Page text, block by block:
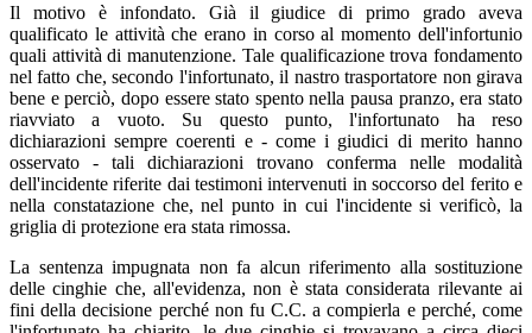
Il motivo è infondato. Già il giudice di primo grado aveva
qualificato le attività che erano in corso al momento dell'infortunio
quali attività di manutenzione. Tale qualificazione trova fondamento
nel fatto che, secondo l'infortunato, il nastro trasportatore non girava
bene e perciò, dopo essere stato spento nella pausa pranzo, era stato
riavviato a vuoto. Su questo punto, l'infortunato ha reso
dichiarazioni sempre coerenti e - come i giudici di merito hanno
osservato - tali dichiarazioni trovano conferma nelle modalità
dell'incidente riferite dai testimoni intervenuti in soccorso del ferito e
nella constatazione che, nel punto in cui l'incidente si verificò, la
griglia di protezione era stata rimossa.
La sentenza impugnata non fa alcun riferimento alla sostituzione
delle cinghie che, all'evidenza, non è stata considerata rilevante ai
fini della decisione perché non fu C.C. a compierla e perché, come